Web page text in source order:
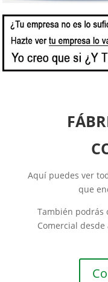
Aquí puedes ver
que
También
Comercial